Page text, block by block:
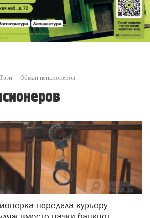
Тэги Обман пенсионеров
вместо пачки банкнот